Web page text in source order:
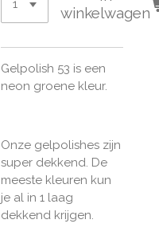
winkelwagen
Gelpolish 53 is een
neon groene kleur.
Onze gelpolishes zijn
super dekkend. De
meeste kleuren kun
je al in 1 laag
dekkend krijgen.